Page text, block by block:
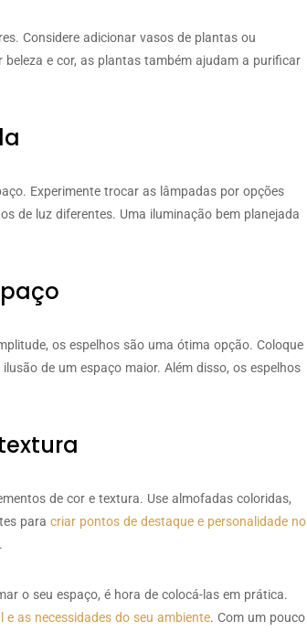
Considere adicionar vasos de plantas ou
e cor, as plantas também ajudam a purificar
Experimente trocar as lâmpadas por opções
de luz diferentes. Uma iluminação bem planejada
os espelhos são uma ótima opção. Coloque
de um espaço maior. Além disso, os espelhos
de cor e textura. Use almofadas coloridas,
para criar pontos de destaque e personalidade no
o seu espaço, é hora de colocá-las em prática.
as necessidades do seu ambiente. Com um pouco